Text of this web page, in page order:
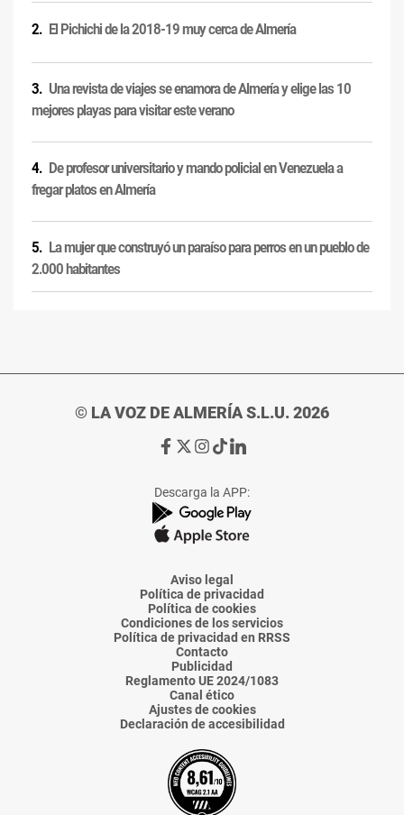
El Pichichi de la 2018-19 muy cerca de Almería
Una revista de viajes se enamora de Almería y elige las 10
mejores playas para visitar este verano
De profesor universitario y mando policial en Venezuela a
fregar platos en Almería
La mujer que construyó un paraíso para perros en un pueblo de
2.000 habitantes
© LA VOZ DE ALMERÍA S.L.U. 2026
Ir
de
La
Voz
Almería
Ir
de
La
Voz
Almería
Ir
de
La
Voz
Almería
Ir
de
La
Voz
Almería
Ir
de
La
Voz
Descarga la APP:
Aviso legal
Política de privacidad
Política de cookies
Condiciones de los servicios
Política de privacidad en RRSS
Contacto
Publicidad
Reglamento UE 2024/1083
Canal ético
Ajustes de cookies
Declaración de accesibilidad